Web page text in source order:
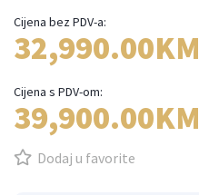
Cijena bez PDV-a:
32,990.00KM
Cijena s PDV-om:
39,900.00KM
Dodaj u favorite